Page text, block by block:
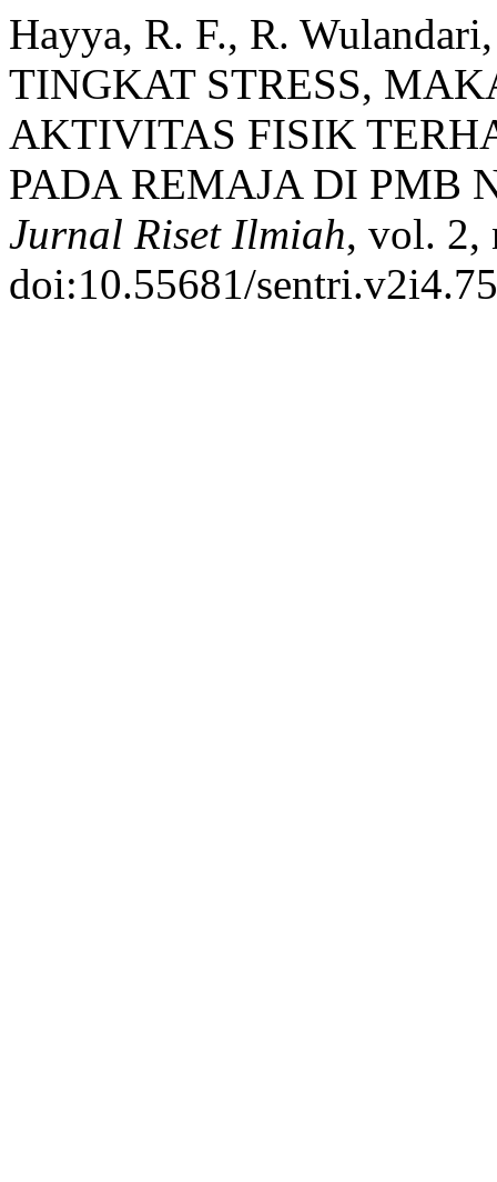
Hayya, R. F., R.
TINGKAT STRESS,
AKTIVITAS FISIK
PADA REMAJA DI PMB
Jurnal Riset Ilmiah, vol. 2,
doi:10.55681/